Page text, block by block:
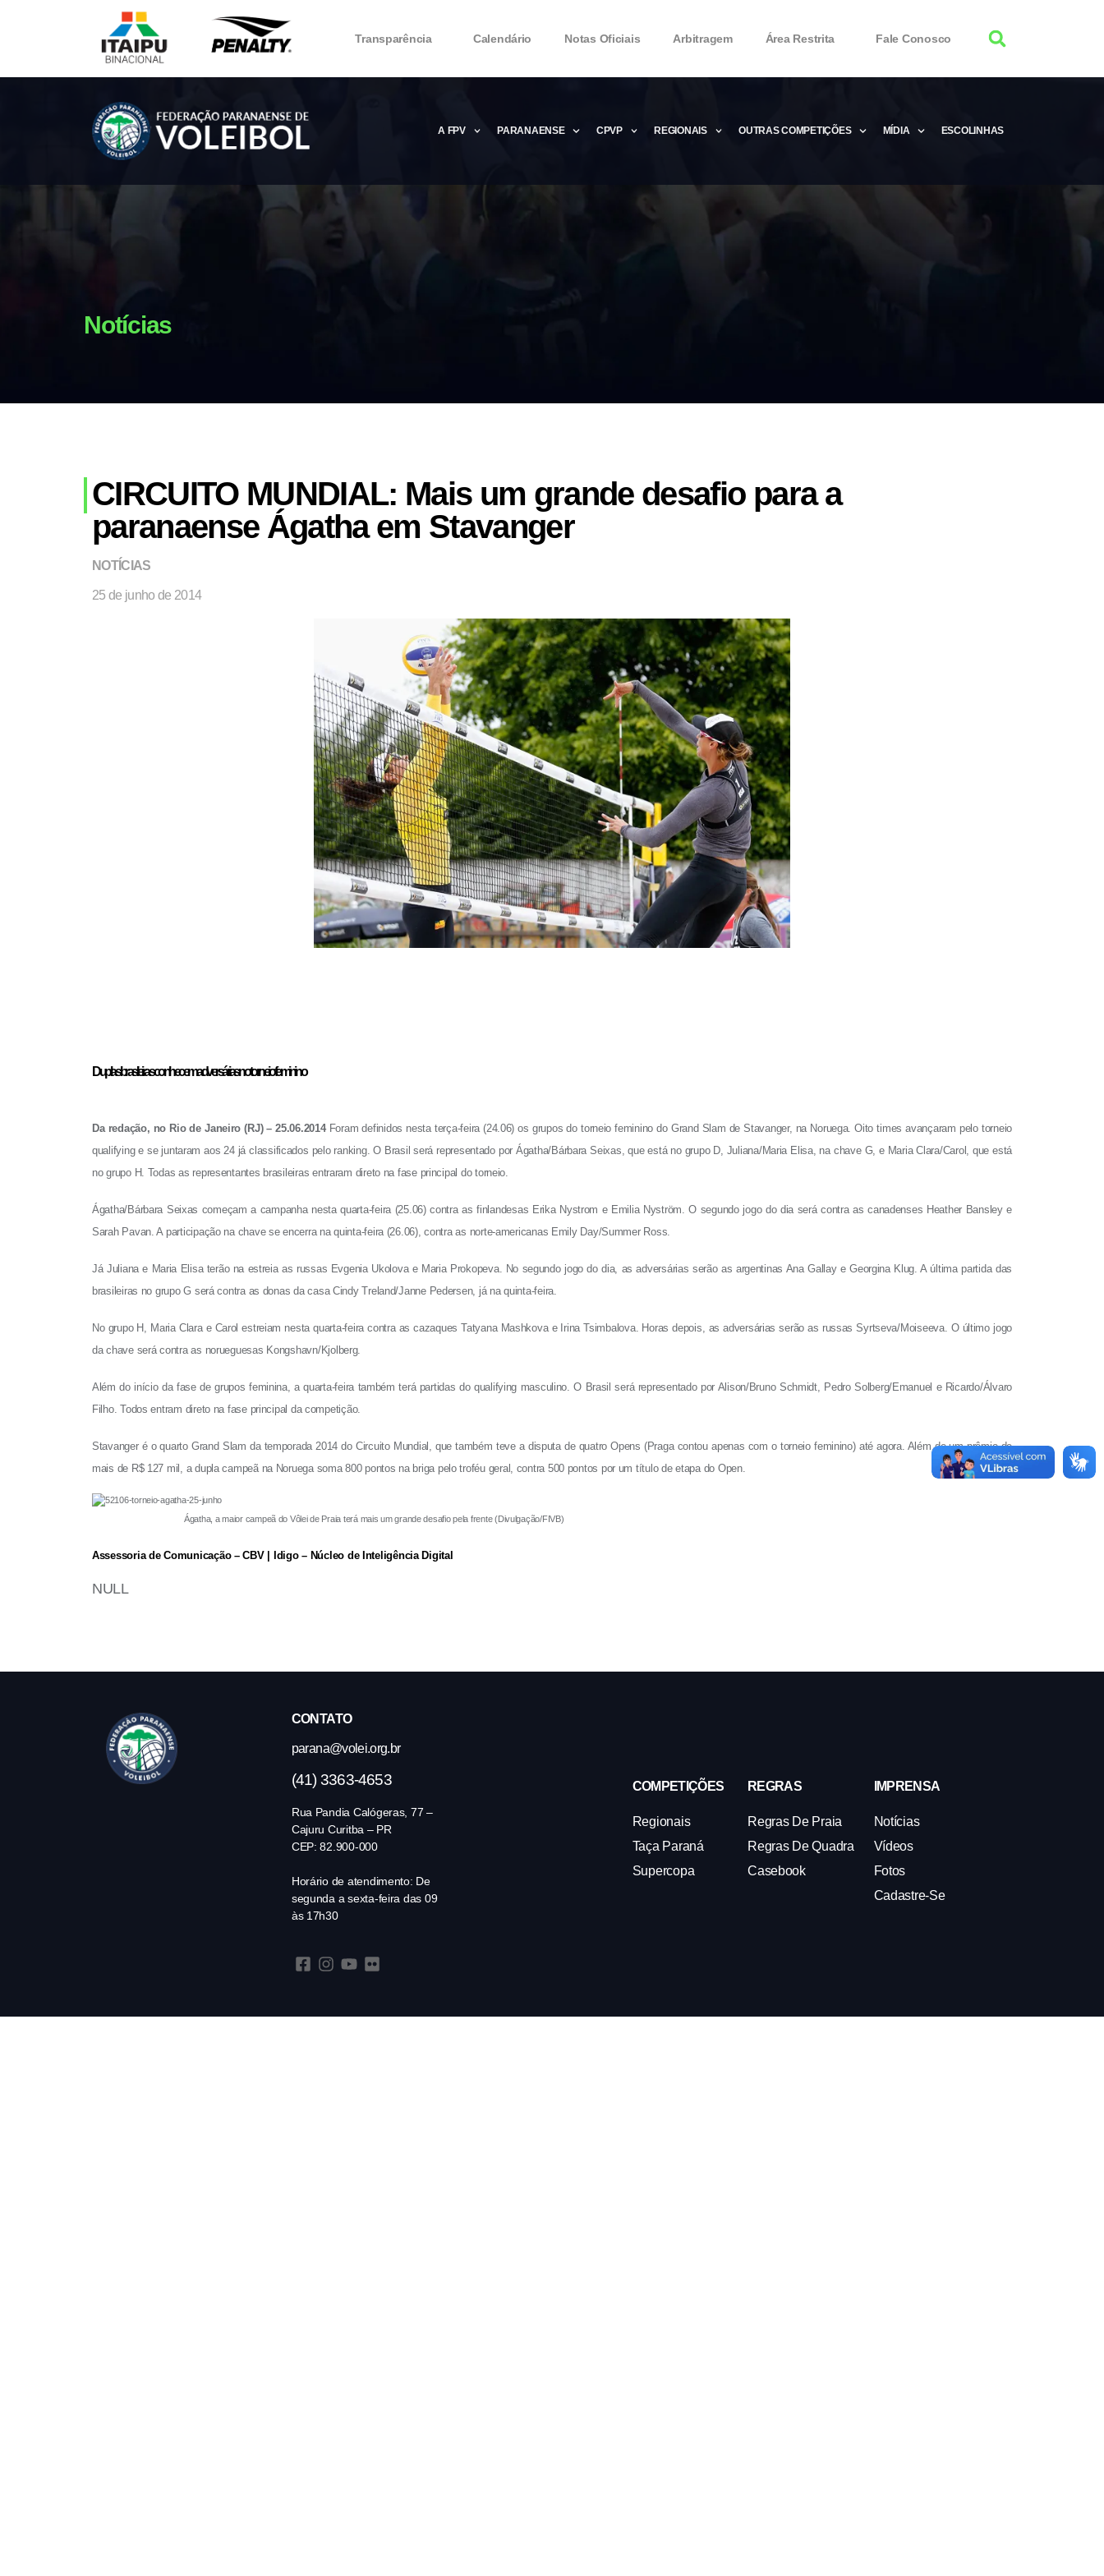
Transparência Calendário Notas Oficiais Arbitragem Área Restrita Fale Conosco
A FPV
Microsoft Office 2016 Product Key 2020 – Free Product Keys
PARANAENSE CPVP REGIONAIS OUTRAS COMPETIÇÕES MÍDIA ESCOLINHAS
Notícias
CIRCUITO MUNDIAL: Mais um grande desafio para a
paranaense Ágatha em Stavanger
NOTÍCIAS
25 de junho de 2014
Duplas brasileiras conhecem adversárias no torneio feminino
Da redação, no Rio de Janeiro (RJ) – 25.06.2014 Foram definidos nesta terça-feira (24.06) os grupos do torneio feminino do Grand Slam de Stavanger, na Noruega. Oito times avançaram pelo torneio
qualifying e se juntaram aos 24 já classificados pelo ranking. O Brasil será representado por Ágatha/Bárbara Seixas, que está no grupo D, Juliana/Maria Elisa, na chave G, e Maria Clara/Carol, que está
no grupo H. Todas as representantes brasileiras entraram direto na fase principal do torneio.
Ágatha/Bárbara Seixas começam a campanha nesta quarta-feira (25.06) contra as finlandesas Erika Nystrom e Emilia Nyström. O segundo jogo do dia será contra as canadenses Heather Bansley e
Sarah Pavan. A participação na chave se encerra na quinta-feira (26.06), contra as norte-americanas Emily Day/Summer Ross.
Já Juliana e Maria Elisa terão na estreia as russas Evgenia Ukolova e Maria Prokopeva. No segundo jogo do dia, as adversárias serão as argentinas Ana Gallay e Georgina Klug. A última partida das
brasileiras no grupo G será contra as donas da casa Cindy Treland/Janne Pedersen, já na quinta-feira.
No grupo H, Maria Clara e Carol estreiam nesta quarta-feira contra as cazaques Tatyana Mashkova e Irina Tsimbalova. Horas depois, as adversárias serão as russas Syrtseva/Moiseeva. O último jogo
da chave será contra as norueguesas Kongshavn/Kjolberg.
Além do início da fase de grupos feminina, a quarta-feira também terá partidas do qualifying masculino. O Brasil será representado por Alison/Bruno Schmidt, Pedro Solberg/Emanuel e Ricardo/Álvaro
Filho. Todos entram direto na fase principal da competição.
Stavanger é o quarto Grand Slam da temporada 2014 do Circuito Mundial, que também teve a disputa de quatro Opens (Praga contou apenas com o torneio feminino) até agora. Além de um prêmio de
mais de R$ 127 mil, a dupla campeã na Noruega soma 800 pontos na briga pelo troféu geral, contra 500 pontos por um título de etapa do Open.
Ágatha, a maior campeã do Vôlei de Praia terá mais um grande desafio pela frente (Divulgação/FIVB)
Assessoria de Comunicação – CBV | Idigo – Núcleo de Inteligência Digital
NULL
CONTATO
parana@volei.org.br
(41) 3363-4653
Rua Pandia Calógeras, 77 –
Cajuru Curitba – PR
CEP: 82.900-000
Horário de atendimento: De
segunda a sexta-feira das 09
às 17h30
COMPETIÇÕES
Regionais
Taça Paraná
Supercopa
REGRAS
Regras De Praia
Regras De Quadra
Casebook
IMPRENSA
Notícias
Vídeos
Fotos
Cadastre-Se